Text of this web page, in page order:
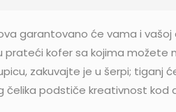
garantovano će vama i
kofer sa kojima možete
zakuvajte je u šerpi; tiganj
čelika podstiče kreativnost kod